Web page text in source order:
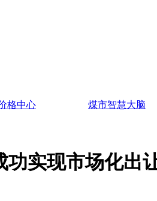
格中心 煤市智慧大脑
功实现市场化出